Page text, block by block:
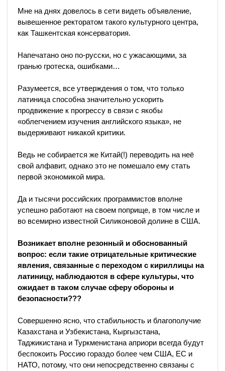
Мне на днях довелось в сети видеть объявление,
вывешенное ректоратом такого культурного центра,
как Ташкентская консерватория.
Напечатано оно по-русски, но с ужасающими, за
гранью гротеска, ошибками…
Разумеется, все утверждения о том, что только
латиница способна значительно ускорить
продвижение к прогрессу в связи с якобы
«облегчением изучения английского языка», не
выдерживают никакой критики.
Ведь не собирается же Китай(!) переводить на неё
свой алфавит, однако это не помешало ему стать
первой экономикой мира.
Да и тысячи российских программистов вполне
успешно работают на своем поприще, в том числе и
во всемирно известной Силиконовой долине в США.
Возникает вполне резонный и обоснованный
вопрос: если такие отрицательные критические
явления, связанные с переходом с кириллицы на
латиницу, наблюдаются в сфере культуры, что
ожидает в таком случае сферу обороны и
безопасности???
Совершенно ясно, что стабильность и благополучие
Казахстана и Узбекистана, Кыргызстана,
Таджикистана и Туркменистана априори всегда будут
беспокоить Россию гораздо более чем США, ЕС и
НАТО, потому, что они непосредственно связаны с